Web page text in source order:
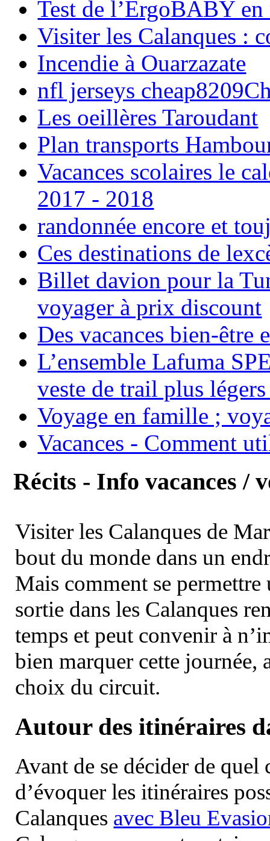
Test de l’ErgoBABY en
Visiter les Calanques :
Incendie à Ouarzazate
nfl jerseys
Les oeillères Taroudant
Plan transports
Vacances scolaires le
2017 - 2018
randonnée encore et
Ces destinations de
Billet davion pour la
voyager à prix discount
Des vacances bien-être
L’ensemble Lafuma
veste de trail plus
Voyage en famille ;
Vacances - Comment
Récits - Info vacances /
Visiter les Calanques de
bout du monde dans un
Mais comment se permettre
sortie dans les Calanques
temps et peut convenir à
bien marquer cette journée,
choix du circuit.
Autour des itinéraires
Avant de se décider de
d’évoquer les itinéraires
Calanques avec Bleu